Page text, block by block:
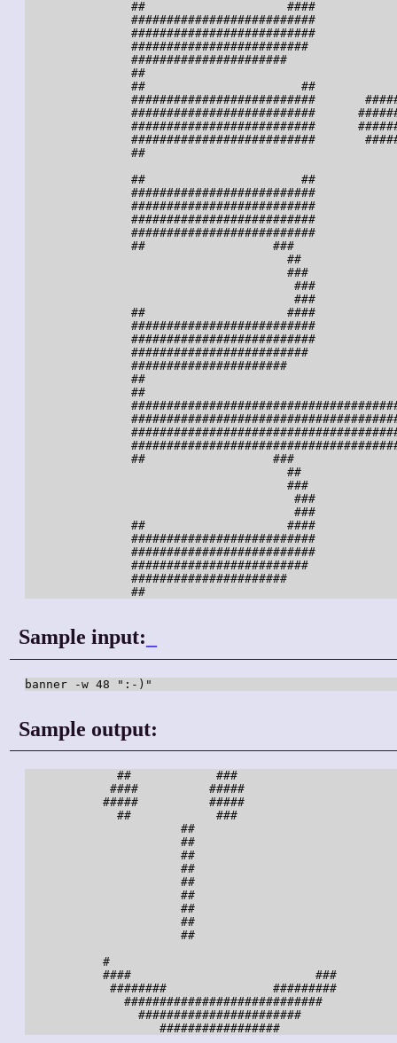
               ##                    ####
               ##########################
               ##########################
               #########################
               ######################
               ##
               ##                      ##
##########################
##########################
##########################
##########################
               ##
               ##                      ##
               ##########################
               ##########################
               ##########################
               ##########################
               ##                  ###
                                     ##
                                     ###
                                      ###
                                      ###
               ##                    ####
               ##########################
               ##########################
               #########################
               ######################
               ##
##
               ##                  ###
                                     ##
                                     ###
                                      ###
                                      ###
               ##                    ####
               ##########################
               ##########################
               #########################
               ######################
               ##
Sample input:
banner -w 48 ":-)"
Sample output:
             ##            ###
            ####          #####
           #####          #####
             ##            ###
                      ##
                      ##
                      ##
                      ##
                      ##
                      ##
                      ##
                      ##
                      ##
           #
           ####                          ###
            ########               #########
              ############################
                #######################